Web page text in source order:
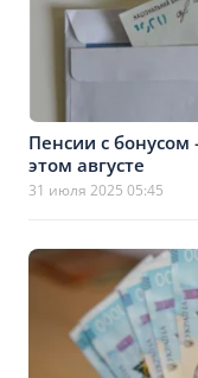
Пенсии с
этом августе
31 июля 2025 05:45